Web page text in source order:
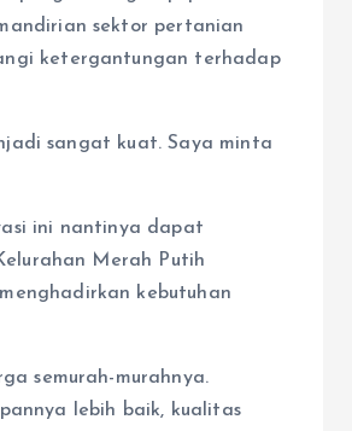
sektor pertanian
ketergantungan terhadap
sangat kuat. Saya minta
ini nantinya dapat
Merah Putih
kebutuhan
semurah-murahnya.
lebih baik, kualitas